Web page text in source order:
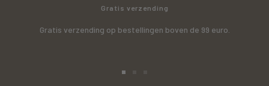
Gratis verzending
Gratis verzending op bestellingen boven de 99 euro.